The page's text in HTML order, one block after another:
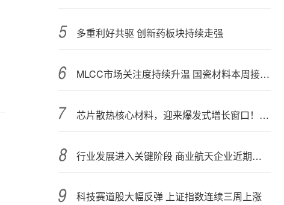
多重利好共驱 创新药板块持续走强
MLCC市场关注度持续升温 国瓷材料本周接受152家机构调研
芯片散热核心材料，迎来爆发式增长窗口！3只概念股年内涨幅翻倍
行业发展进入关键阶段 商业航天企业近期密集融资
科技赛道股大幅反弹 上证指数连续三周上涨